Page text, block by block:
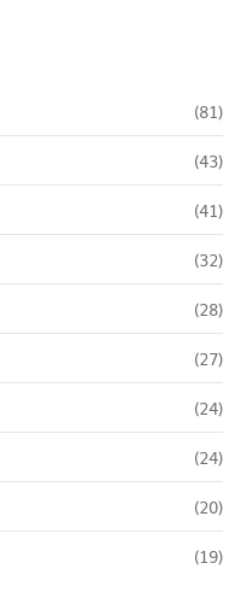
(81)
(43)
(41)
(32)
(28)
(27)
(24)
(24)
(20)
(19)